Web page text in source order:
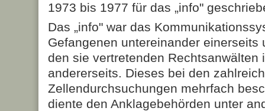
1973 bis 1977 für das „info"
Das „info" war das
Gefangenen untereinander einerseits
den sie vertretenden Rechtsanwälten
andererseits. Dieses bei den
Zellendurchsuchungen mehrfach
diente den Anklagebehörden unter